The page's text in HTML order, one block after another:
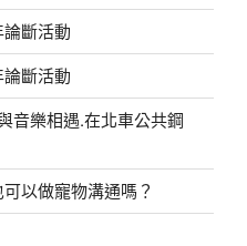
斷活動
斷活動
音樂相遇.在北車公共鋼
以做寵物溝通嗎？